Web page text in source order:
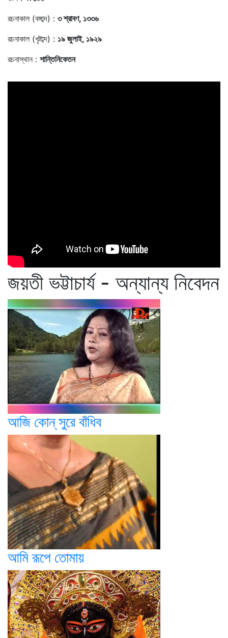
রচনাকাল (বঙ্গাব্দ) : ৩ শ্রাবণ, ১৩৩৬
রচনাকাল (খৃষ্টাব্দ) : ১৯ জুলাই, ১৯২৯
রচনাস্থান : শান্তিনিকেতন
জয়তী ভট্টাচার্য - অন্যান্য নিবেদন
আজি কোন্ সুরে বাঁধিব
আমি রূপে তোমায়